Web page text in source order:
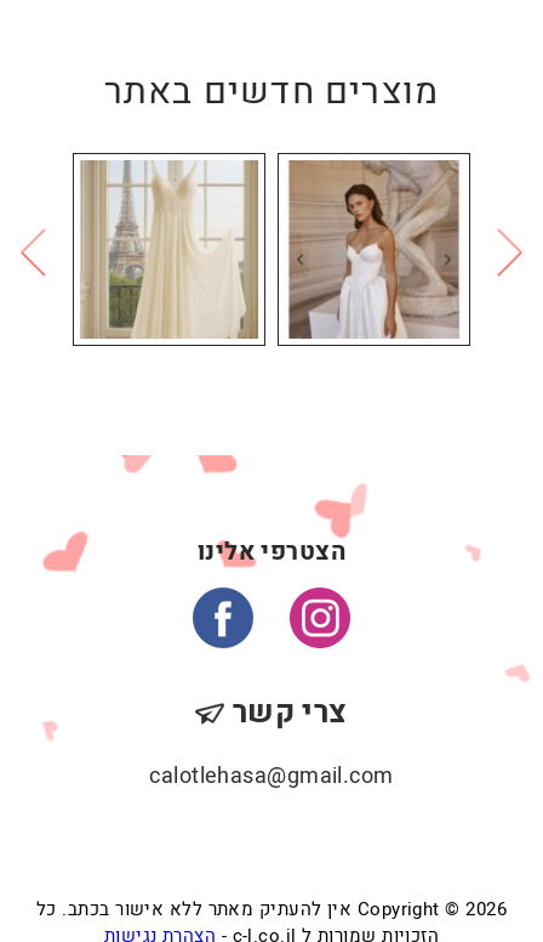
מוצרים חדשים באתר
הצטרפי אלינו
צרי קשר
calotlehasa@gmail.com
Copyright © 2026 אין להעתיק מאתר ללא אישור בכתב. כל
הזכויות שמורות ל c-l.co.il -
הצהרת נגישות